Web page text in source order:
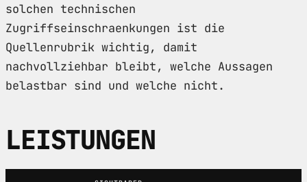
solchen technischen
Zugriffseinschraenkungen ist die
Quellenrubrik wichtig, damit
nachvollziehbar bleibt, welche Aussagen
belastbar sind und welche nicht.
LEISTUNGEN